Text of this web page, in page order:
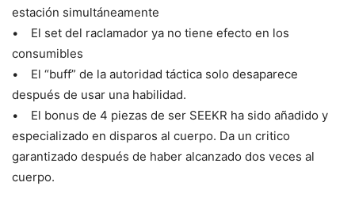
estación simultáneamente
• El set del raclamador ya no tiene efecto en los
consumibles
• El “buff” de la autoridad táctica solo desaparece
después de usar una habilidad.
• El bonus de 4 piezas de ser SEEKR ha sido añadido y
especializado en disparos al cuerpo. Da un critico
garantizado después de haber alcanzado dos veces al
cuerpo.